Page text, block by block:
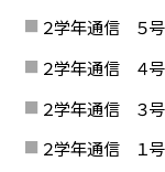
２学年通信 ５号
２学年通信 ４号（
２学年通信 ３号
２学年通信 １号